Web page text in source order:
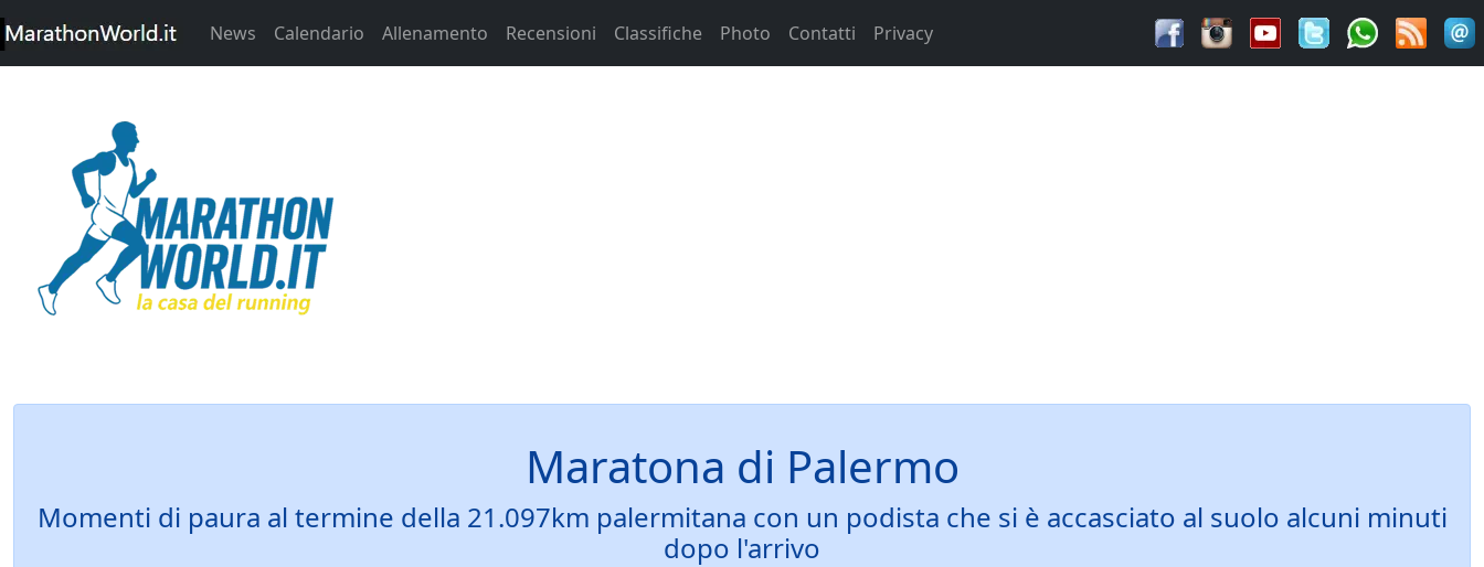
News Calendario Allenamento Recensioni Classifiche Photo Contatti Privacy
Maratona di Palermo
Momenti di paura al termine della 21.097km palermitana con un podista che si è accasciato al suolo alcuni minuti
dopo l'arrivo